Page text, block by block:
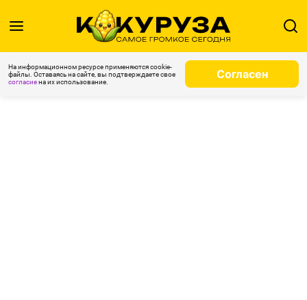
На информационном ресурсе применяются cookie-
файлы. Оставаясь на сайте, вы подтверждаете свое
согласиена их использование.
Согласен